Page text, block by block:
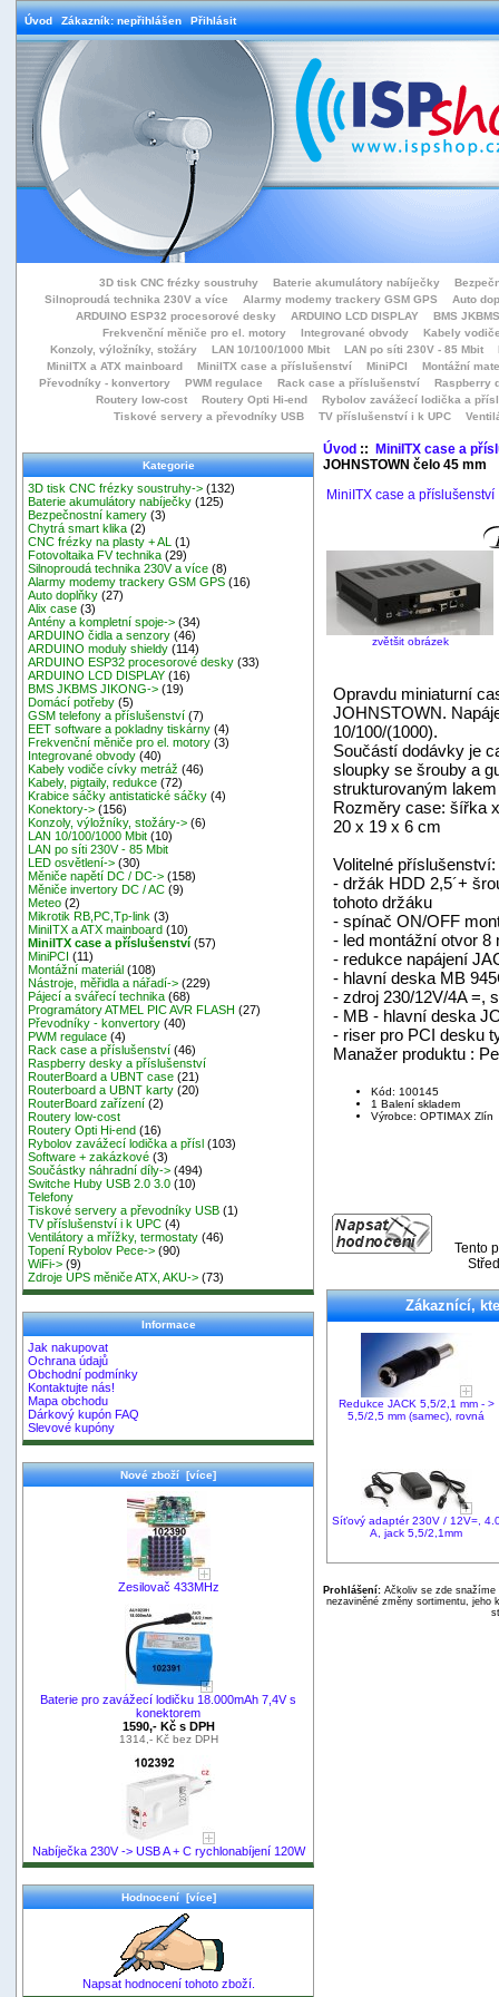
Úvod Zákazník: nepřihlášen Přihlásit
3D tisk CNC frézky soustruhy Baterie akumulátory nabíječky
Silnoproudá technika 230V a více
Alarmy modemy trackery GSM GPS
Auto
ARDUINO ESP32 procesorové desky
ARDUINO LCD DISPLAY
BMS
Frekvenční měniče pro el. motory
Integrované obvody
Kabely
Konzoly, výložníky, stožáry
LAN 10/100/1000 Mbit LAN po síti 230V - 85 Mbit
MiniITX a ATX mainboard
MiniITX case a příslušenství MiniPCI
Montážní
Převodníky - konvertory
PWM regulace Rack case a příslušenství
Raspberry
Routery low-cost
Routery Opti Hi-end
Rybolov zavážecí lodička a přísl
Tiskové servery a převodníky USB
TV příslušenství i k UPC
Kategorie
3D tisk CNC frézky soustruhy-> (132)
Baterie akumulátory nabíječky (125)
Bezpečnostní kamery (3)
Chytrá smart klika (2)
CNC frézky na plasty + AL
(1)
Fotovoltaika FV technika (29)
Silnoproudá technika 230V a více (8)
Alarmy modemy trackery GSM GPS (16)
Auto doplňky (27)
Alix case (3)
Antény a kompletní spoje-> (34)
ARDUINO čidla a senzory (46)
ARDUINO moduly shieldy (114)
ARDUINO ESP32 procesorové desky (33)
ARDUINO LCD DISPLAY (16)
BMS JKBMS JIKONG-> (19)
Domácí potřeby (5)
GSM telefony a příslušenství (7)
EET software a pokladny tiskárny (4)
Frekvenční měniče pro el. motory (3)
Integrované obvody (40)
Kabely vodiče cívky metráž (46)
Kabely, pigtaily, redukce (72)
Krabice sáčky antistatické sáčky (4)
Konektory-> (156)
Konzoly, výložníky, stožáry-> (6)
LAN 10/100/1000 Mbit (10)
LAN po síti 230V - 85 Mbit
LED osvětlení-> (30)
Měniče napětí DC / DC-> (158)
Měniče invertory DC / AC (9)
Meteo (2)
Mikrotik RB,PC,Tp-link (3)
MiniITX a ATX mainboard (10)
MiniITX case a příslušenství (57)
MiniPCI (11)
Montážní materiál (108)
Nástroje, měřidla a nářadí-> (229)
Pájecí a svářecí technika (68)
Programátory ATMEL PIC AVR FLASH (27)
Převodníky - konvertory (40)
PWM regulace (4)
Rack case a příslušenství (46)
Raspberry desky a příslušenství
RouterBoard a UBNT case (21)
Routerboard a UBNT karty (20)
RouterBoard zařízení (2)
Routery low-cost
Routery Opti Hi-end (16)
Rybolov zavážecí lodička a přísl (103)
Software + zakázkové (3)
Součástky náhradní díly-> (494)
Switche Huby USB 2.0 3.0 (10)
Telefony
Tiskové servery a převodníky USB (1)
TV příslušenství i k UPC (4)
Ventilátory a mřížky, termostaty (46)
Topení Rybolov Pece-> (90)
WiFi-> (9)
Zdroje UPS měniče ATX, AKU-> (73)
Informace
Jak nakupovat
Ochrana údajů
Obchodní podmínky
Kontaktujte nás!
Mapa obchodu
Dárkový kupón FAQ
Slevové kupóny
Nové zboží [více]
Zesilovač 433MHz
Baterie pro zavážecí lodičku 18.000mAh 7,4V s
konektorem
1590,- Kč s DPH
1314,- Kč bez DPH
Nabíječka 230V -> USB A + C rychlonabíjení 120W
Hodnocení [více]
Napsat hodnocení tohoto zboží.
Úvod:: MiniITX case a
JOHNSTOWN čelo 45 mm
MiniITX case a příslušenství
zvětšit obrázek
Opravdu miniaturní
JOHNSTOWN.
10/100/(1000).
Součástí dodávky je
sloupky se šrouby a
strukturovaným
Rozměry case: šířka
20 x 19 x 6 cm
Volitelné příslušenství:
- držák HDD 2,5´+
tohoto držáku
- spínač ON/OFF
- led montážní otvor 8
- redukce napájení
- hlavní deska MB
- zdroj 230/12V/4A =,
- MB - hlavní deska
- riser pro PCI desku
Manažer produktu :
Kód: 100145
1 Balení skladem
Výrobce: OPTIMAX Zlín
Tento
Zákaznící,
Redukce JACK 5,5/2,1 mm - >
5,5/2,5 mm (samec), rovná
Síťový adaptér 230V / 12V=,
A, jack 5,5/2,1mm
Prohlášení:Ačkoliv se zde snažíme
nezaviněné změny sortimentu, jeho